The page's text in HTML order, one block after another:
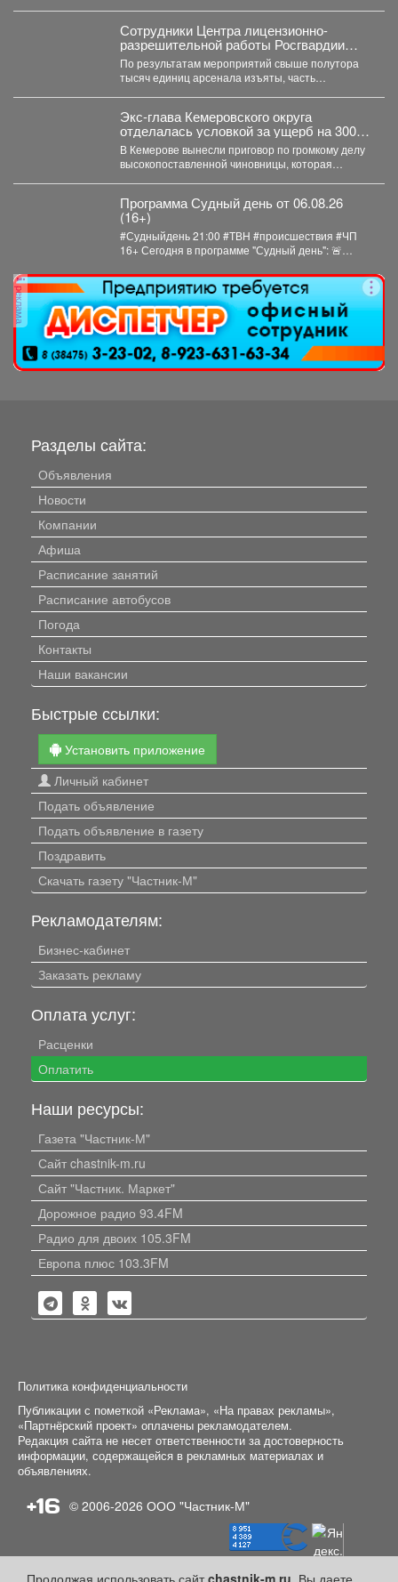
Сотрудники Центра лицензионно-
разрешительной работы Росгвардии
Кузбасса с начала года проверили
свыше пяти тысяч владельцев оружия.
По результатам мероприятий свыше полутора
тысяч единиц арсенала изъяты, часть
Экс-глава Кемеровского округа
отделалась условкой за ущерб на 300
млн рублей
В Кемерове вынесли приговор по громкому делу
высокопоставленной чиновницы, которая
Программа Судный день от 06.08.26
(16+)
#Судныйдень 21:00 #ТВН #происшествия #ЧП
16+ Сегодня в программе "Судный день": 🚨
реклама
Продолжая использовать сайтchastnik-m.ru , Вы даете
Разделы сайта:
Объявления
Новости
Компании
Афиша
Расписание занятий
Расписание автобусов
Погода
Контакты
Наши вакансии
Быстрые ссылки:
Установить приложение
Личный кабинет
Подать объявление
Подать объявление в газету
Поздравить
Скачать газету "Частник-М"
Рекламодателям:
Бизнес-кабинет
Заказать рекламу
Оплата услуг:
Расценки
Оплатить
Наши ресурсы:
Газета "Частник-М"
Сайт chastnik-m.ru
Сайт "Частник. Маркет"
Дорожное радио 93.4FM
Радио для двоих 105.3FM
Европа плюс 103.3FM
Политика конфиденциальности
Публикации с пометкой «Реклама», «На правах рекламы»,
«Партнёрский проект» оплачены рекламодателем.
Редакция сайта не несет ответственности за достоверность
информации, содержащейся в рекламных материалах и
объявлениях.
+16 © 2006-2026 ООО "Частник-М"